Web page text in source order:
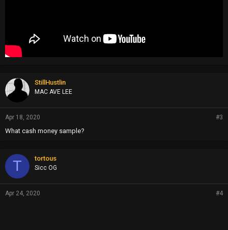
StillHustlin
MAC AVE LEE
Apr 18, 2020 #3
What cash money sample?
T tortous
Sicc OG
Apr 24, 2020 #4